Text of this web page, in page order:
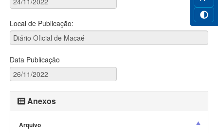
Local de Publicação:
Data Publicação
Anexos
Arquivo